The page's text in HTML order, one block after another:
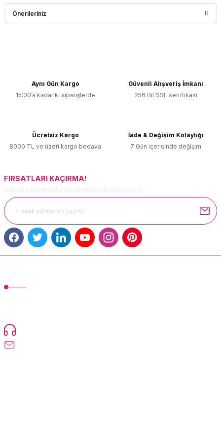
Bu ürüne ilk yorumu siz yapın!
Önerileriniz
Ürün resmi kalitesiz, bozuk veya görüntülenemiyor.
Ürün fiyatı diğer sitelerden daha pahalı.
Bu ürüne benzer farklı alternatifler olmalı.
Aynı Gün Kargo
15:00’a kadar ki siparişlerde
Güvenli Alışveriş İmkanı
256 Bit SSL sertifikası
Ücretsiz Kargo
8000 TL ve üzeri kargo bedava
İade & Değişim Kolaylığı
7 Gün içerisinde değişim
FIRSATLARI KAÇIRMA!